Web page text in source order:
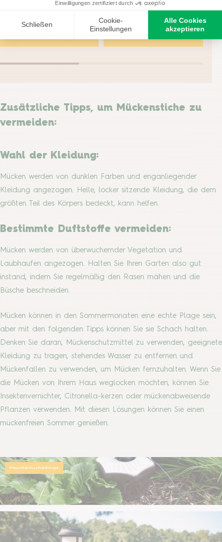
Zusätzliche Tipps, um Mückenstiche zu
vermeiden:
Wahl der Kleidung:
Mücken werden von dunklen Farben und enganliegender
Kleidung angezogen. Helle, locker sitzende Kleidung, die dem
größten Teil des Körpers bedeckt, kann helfen.
Bestimmte Duftstoffe vermeiden:
Mücken werden von überwuchernder Vegetation und
Laubhaufen angezogen. Halten Sie Ihren Garten also gut
instand, indem Sie regelmäßig den Rasen mähen und die
Büsche beschneiden.
Mücken können in den Sommermonaten eine echte Plage sein,
aber mit den folgenden Tipps können Sie sie Schach halten.
Denken Sie daran, Mückenschutzmittel zu verwenden, geeignete
Kleidung zu tragen, stehendes Wasser zu entfernen und
Mückenfallen zu verwenden, um Mücken fernzuhalten. Wenn Sie
die Mücken von Ihrem Haus weglocken möchten, können Sie
Insektenvernichter, Citronella-kerzen oder mückenabweisende
Pflanzen verwenden. Mit diesen Lösungen können Sie einen
mückenfreien Sommer genießen.
Haushaltsschädlinge